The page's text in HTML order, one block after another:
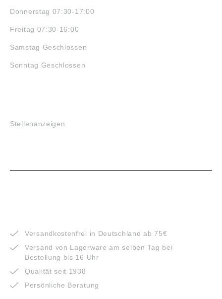
Donnerstag 07:30-17:00
Freitag 07:30-16:00
Samstag Geschlossen
Sonntag Geschlossen
Stellenanzeigen
Versandkostenfrei in Deutschland ab 75€
Versand von Lagerware am selben Tag bei
Bestellung bis 16 Uhr
Qualität seit 1938
Persönliche Beratung